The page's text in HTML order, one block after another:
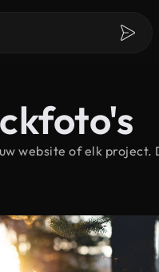
website of elk